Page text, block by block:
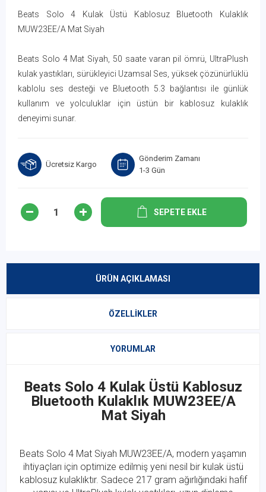
Beats Solo 4 Kulak Üstü Kablosuz Bluetooth Kulaklık
MUW23EE/A Mat Siyah
Beats Solo 4 Mat Siyah, 50 saate varan pil ömrü, UltraPlush
kulak yastıkları, sürükleyici Uzamsal Ses, yüksek çözünürlüklü
kablolu ses desteği ve Bluetooth 5.3 bağlantısı ile günlük
kullanım ve yolculuklar için üstün bir kablosuz kulaklık
deneyimi sunar.
Ücretsiz Kargo
Gönderim Zamanı
1-3 Gün
SEPETE EKLE
ÜRÜN AÇIKLAMASI
ÖZELLIKLER
YORUMLAR
Beats Solo 4 Kulak Üstü Kablosuz
Bluetooth Kulaklık MUW23EE/A
Mat Siyah
Beats Solo 4 Mat Siyah MUW23EE/A, modern yaşamın
ihtiyaçları için optimize edilmiş yeni nesil bir kulak üstü
kablosuz kulaklıktır. Sadece 217 gram ağırlığındaki hafif